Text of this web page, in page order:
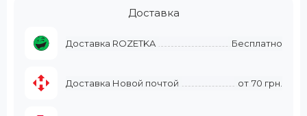
Доставка
Доставка ROZETKA Бесплатно
Доставка Новой почтой от 70 грн.